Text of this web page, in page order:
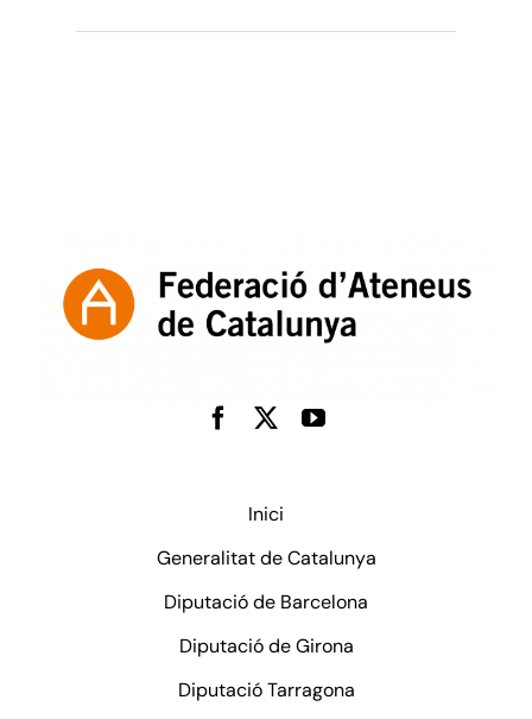
Inici
Generalitat de Catalunya
Diputació de Barcelona
Diputació de Girona
Diputació Tarragona